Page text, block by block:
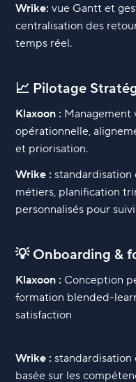
Wrike: vue Gantt et
centralisation des
temps réel.
📈 Pilotage
Klaxoon : Management
opérationnelle,
et priorisation.
Wrike : standardisation
métiers, planification
personnalisés pour
💡 Onboarding &
Klaxoon : Conception
formation blended-
satisfaction
Wrike : standardisation
basée sur les